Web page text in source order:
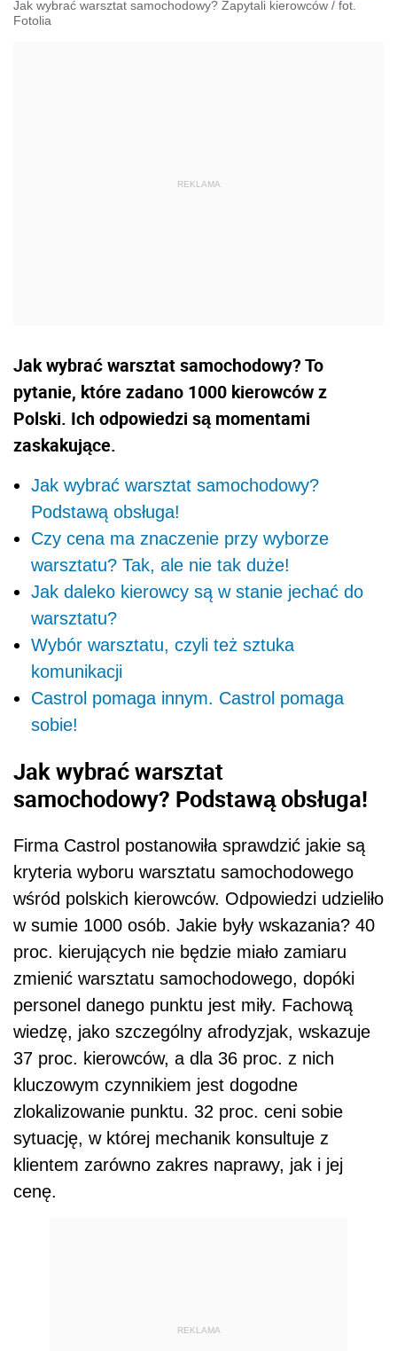
Jak wybrać warsztat samochodowy? Zapytali kierowców / fot.
Fotolia
Jak wybrać warsztat samochodowy? To
pytanie, które zadano 1000 kierowców z
Polski. Ich odpowiedzi są momentami
zaskakujące.
Jak wybrać warsztat samochodowy?
Podstawą obsługa!
Czy cena ma znaczenie przy wyborze
warsztatu? Tak, ale nie tak duże!
Jak daleko kierowcy są w stanie jechać do
warsztatu?
Wybór warsztatu, czyli też sztuka
komunikacji
Castrol pomaga innym. Castrol pomaga
sobie!
Jak wybrać warsztat
samochodowy? Podstawą obsługa!
Firma Castrol postanowiła sprawdzić jakie są
kryteria wyboru warsztatu samochodowego
wśród polskich kierowców. Odpowiedzi udzieliło
w sumie 1000 osób. Jakie były wskazania? 40
proc. kierujących nie będzie miało zamiaru
zmienić warsztatu samochodowego, dopóki
personel danego punktu jest miły. Fachową
wiedzę, jako szczególny afrodyzjak, wskazuje
37 proc. kierowców, a dla 36 proc. z nich
kluczowym czynnikiem jest dogodne
zlokalizowanie punktu. 32 proc. ceni sobie
sytuację, w której mechanik konsultuje z
klientem zarówno zakres naprawy, jak i jej
cenę.
REKLAMA